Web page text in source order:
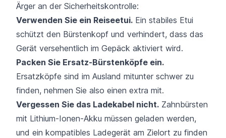
Ärger an der Sicherheitskontrolle:
Verwenden Sie ein Reiseetui. Ein stabiles Etui
schützt den Bürstenkopf und verhindert, dass das
Gerät versehentlich im Gepäck aktiviert wird.
Packen Sie Ersatz-Bürstenköpfe ein.
Ersatzköpfe sind im Ausland mitunter schwer zu
finden, nehmen Sie also einen extra mit.
Vergessen Sie das Ladekabel nicht. Zahnbürsten
mit Lithium-Ionen-Akku müssen geladen werden,
und ein kompatibles Ladegerät am Zielort zu finden